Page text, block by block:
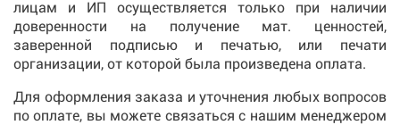
лицам и ИП осуществляется только при наличии
доверенности на получение мат. ценностей,
заверенной подписью и печатью, или печати
организации, от которой была произведена оплата.
Для оформления заказа и уточнения любых вопросов
по оплате, вы можете связаться с нашим менеджером